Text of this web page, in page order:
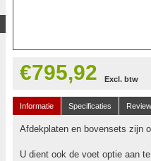
€795,92 Excl. btw
Informatie Specificaties
Afdekplaten en bovensets zijn
U dient ook de voet optie aan